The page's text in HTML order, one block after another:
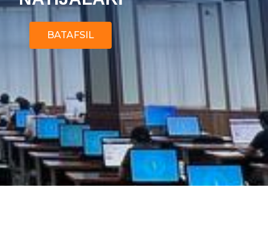
BATAFSIL